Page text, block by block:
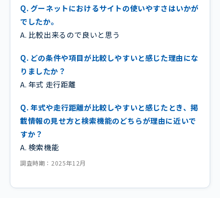
Q. グーネットにおけるサイトの使いやすさはいかが
でしたか。
A. 比較出来るので良いと思う
Q. どの条件や項目が比較しやすいと感じた理由にな
りましたか？
A. 年式 走行距離
Q. 年式や走行距離が比較しやすいと感じたとき、掲
載情報の見せ方と検索機能のどちらが理由に近いで
すか？
A. 検索機能
調査時期：2025年12月